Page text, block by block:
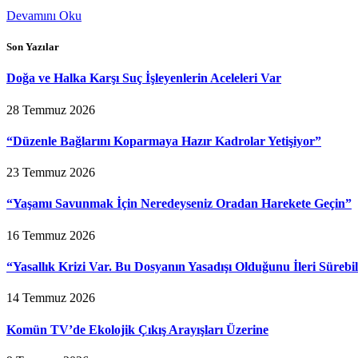
Devamını Oku
Son Yazılar
Doğa ve Halka Karşı Suç İşleyenlerin Aceleleri Var
28 Temmuz 2026
“Düzenle Bağlarını Koparmaya Hazır Kadrolar Yetişiyor”
23 Temmuz 2026
“Yaşamı Savunmak İçin Neredeyseniz Oradan Harekete Geçin”
16 Temmuz 2026
“Yasallık Krizi Var. Bu Dosyanın Yasadışı Olduğunu İleri
14 Temmuz 2026
Komün TV’de Ekolojik Çıkış Arayışları Üzerine